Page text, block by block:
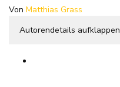
Von Matthias Grass
Autorendetails aufklappen